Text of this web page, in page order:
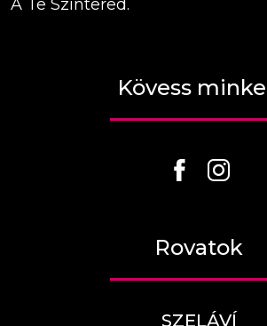
A Te Színtered.
Kövess
Rovatok
SZELÁVÍ